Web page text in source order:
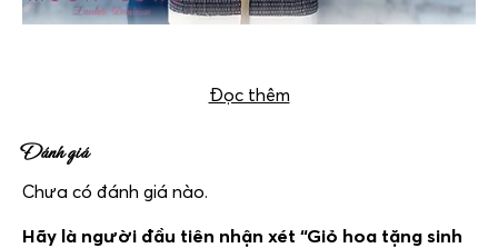
Đọc thêm
Đánh giá
Chưa có đánh giá nào.
Hãy là người đầu tiên nhận xét “Giỏ hoa tặng sinh